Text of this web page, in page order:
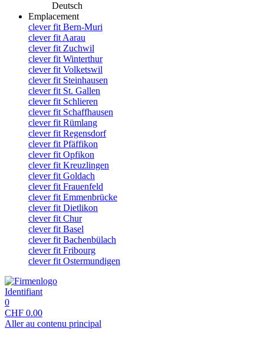
Deutsch
Emplacement
clever fit Bern-Muri
clever fit Aarau
clever fit Zuchwil
clever fit Winterthur
clever fit Volketswil
clever fit Steinhausen
clever fit St. Gallen
clever fit Schlieren
clever fit Schaffhausen
clever fit Rümlang
clever fit Regensdorf
clever fit Pfäffikon
clever fit Opfikon
clever fit Kreuzlingen
clever fit Goldach
clever fit Frauenfeld
clever fit Emmenbrücke
clever fit Dietlikon
clever fit Chur
clever fit Basel
clever fit Bachenbülach
clever fit Fribourg
clever fit Ostermundigen
Identifiant
0
CHF 0.00
Aller au contenu principal